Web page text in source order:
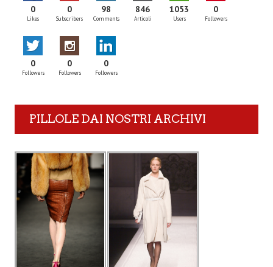
0
Likes
0
Subscribers
98
Comments
846
Articoli
1053
Users
0
Followers
0
Followers
0
Followers
0
Followers
PILLOLE DAI NOSTRI ARCHIVI